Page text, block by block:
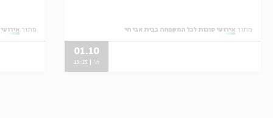
מתוך:אירועי סוכות לכל המשפחה בבית אבי חי
01.10
ה' | 15:15
מתוך: